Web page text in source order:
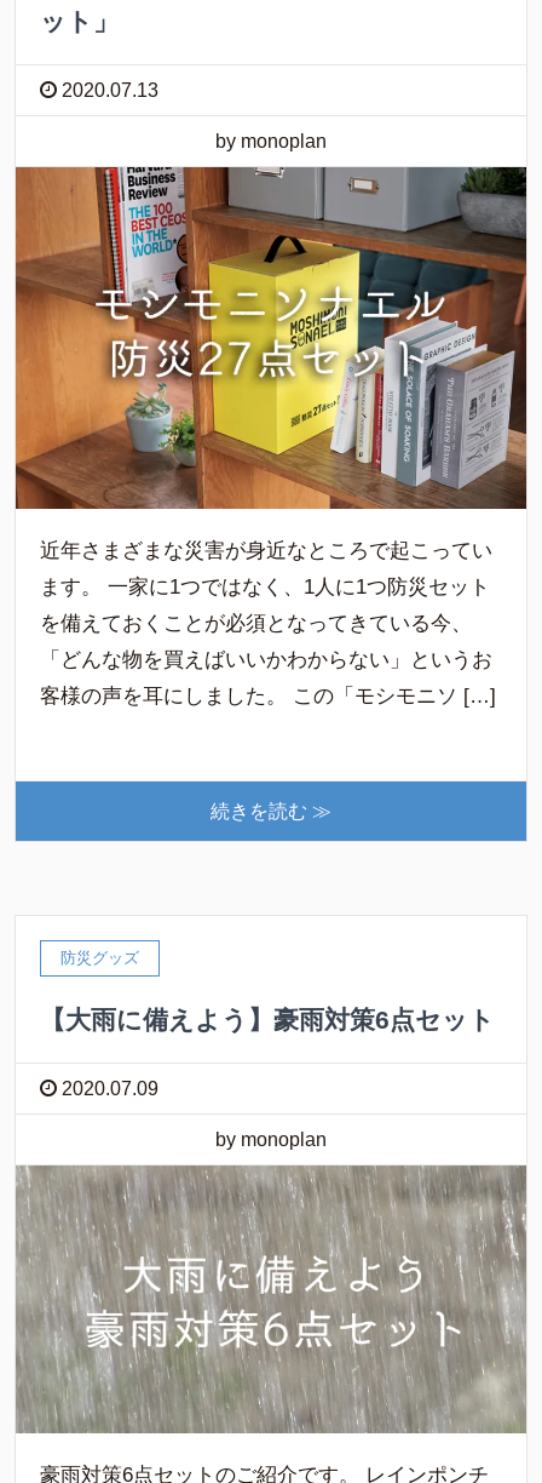
ット」
2020.07.13
by monoplan
近年さまざまな災害が身近なところで起こってい
ます。 一家に1つではなく、1人に1つ防災セット
を備えておくことが必須となってきている今、
「どんな物を買えばいいかわからない」というお
客様の声を耳にしました。 この「モシモニソ […]
続きを読む ≫
防災グッズ
【大雨に備えよう】豪雨対策6点セット
2020.07.09
by monoplan
豪雨対策6点セットのご紹介です。 レインポンチ